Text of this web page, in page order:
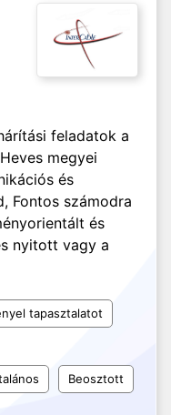
feladatok a
megyei
és
Fontos számodra
és
nyitott vagy a
tapasztalatot
Beosztott